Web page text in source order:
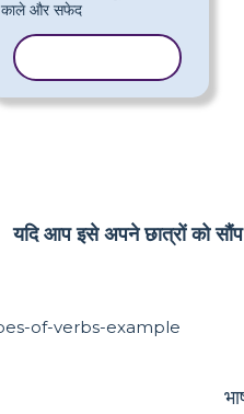
यदि आप इसे अपने छात्रों को